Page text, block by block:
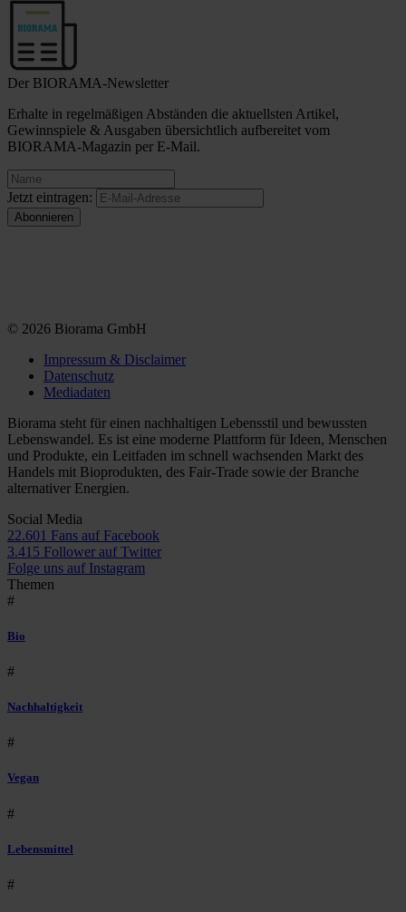
Der BIORAMA-Newsletter
Erhalte in regelmäßigen Abständen die aktuellsten Artikel,
Gewinnspiele & Ausgaben übersichtlich aufbereitet vom
BIORAMA-Magazin per E-Mail.
Jetzt eintragen:
© 2026 Biorama GmbH
Impressum & Disclaimer
Datenschutz
Mediadaten
Biorama steht für einen nachhaltigen Lebensstil und bewussten
Lebenswandel. Es ist eine moderne Plattform für Ideen, Menschen
und Produkte, ein Leitfaden im schnell wachsenden Markt des
Handels mit Bioprodukten, des Fair-Trade sowie der Branche
alternativer Energien.
Social Media
22.601 Fans auf Facebook
3.415 Follower auf Twitter
Folge uns auf Instagram
Themen
#
Bio
#
Nachhaltigkeit
#
Vegan
#
Lebensmittel
#